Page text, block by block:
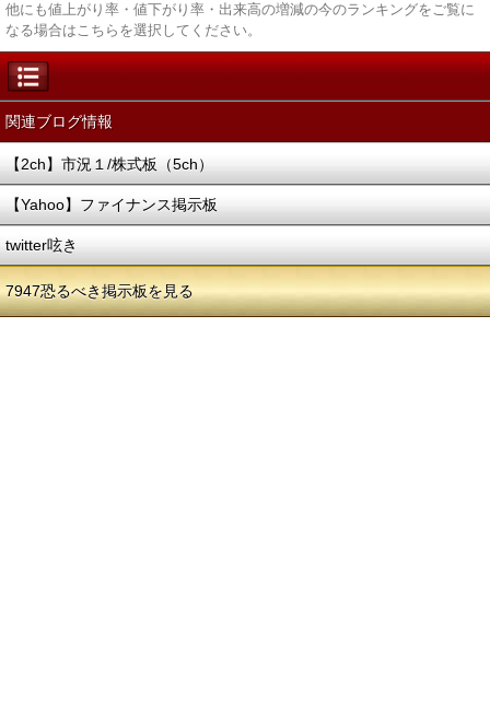
他にも値上がり率・値下がり率・出来高の増減の今のランキングをご覧に
なる場合はこちらを選択してください。
関連ブログ情報
【2ch】市況１/株式板（5ch）
【Yahoo】ファイナンス掲示板
twitter呟き
7947恐るべき掲示板を見る